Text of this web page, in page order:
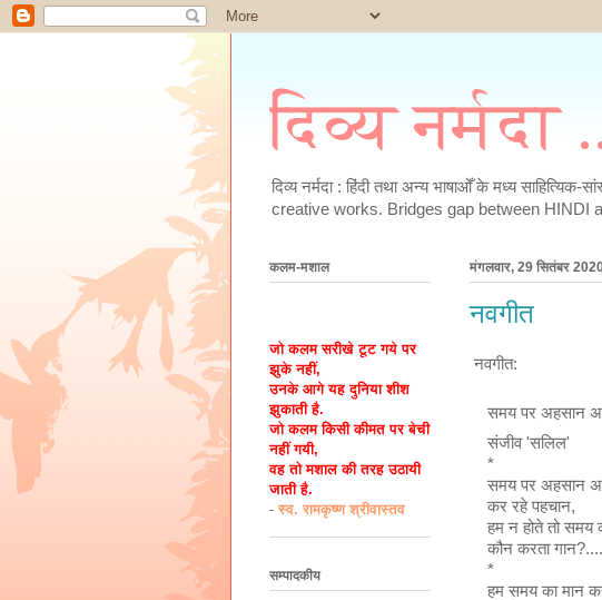
दिव्य
दिव्य नर्मदा : हिंदी तथा अन्य भाषाओँ के मध्य
creative works. Bridges gap between HINDI
मंगलवार, 29 सितंबर
नवगीत
नवगीत:
समय पर अहसान
संजीव 'सलिल'
*
समय पर अहसान
कर रहे पहचान,
हम न होते तो समय
कौन करता
*
हम समय का मान
कलम-मशाल
जो कलम सरीखे टूट गये पर
झुके नहीं,
उनके आगे यह दुनिया शीश
झुकाती है.
जो कलम किसी कीमत पर बेची
नहीं गयी,
वह तो मशाल की तरह उठायी
जाती है.
- स्व. रामकृष्ण श्रीवास्तव
सम्पादकीय